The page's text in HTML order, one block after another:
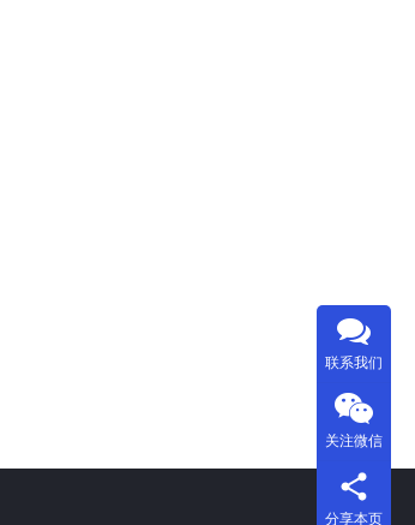
联系我们
关注微信
分享本页